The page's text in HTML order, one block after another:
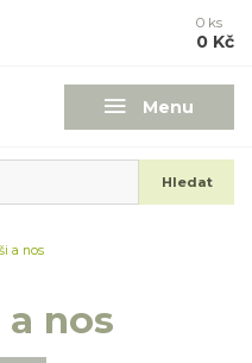
Menu
Hledat
0 ks
0 Kč
a nos
nos